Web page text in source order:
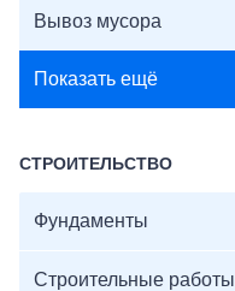
Вывоз мусора
Показать ещё
СТРОИТЕЛЬСТВО
Фундаменты
Строительные работы